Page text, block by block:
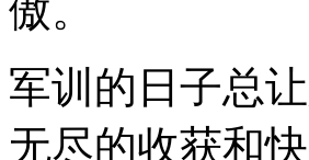
傲。
军训的日子总
无尽的收获和